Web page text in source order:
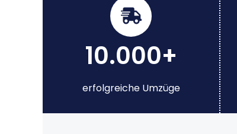
10.000+
erfolgreiche Umzüge